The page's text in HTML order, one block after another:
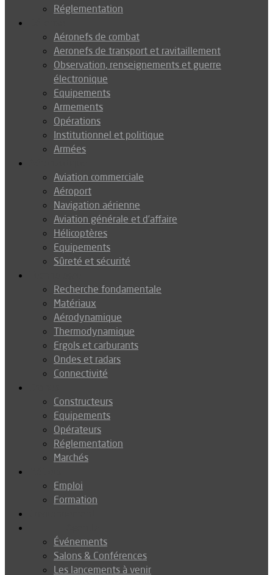
Réglementation
Aéronefs de combat
Aeronefs de transport et ravitaillement
Observation, renseignements et guerre
électronique
Equipements
Armements
Opérations
Institutionnel et politique
Armées
Aviation commerciale
Aéroport
Navigation aérienne
Aviation générale et d’affaire
Hélicoptères
Equipements
Sûreté et sécurité
Recherche fondamentale
Matériaux
Aérodynamique
Thermodynamique
Ergols et carburants
Ondes et radars
Connectivité
Constructeurs
Equipements
Opérateurs
Réglementation
Marchés
Emploi
Formation
Événements
Salons & Conférences
Les lancements à venir